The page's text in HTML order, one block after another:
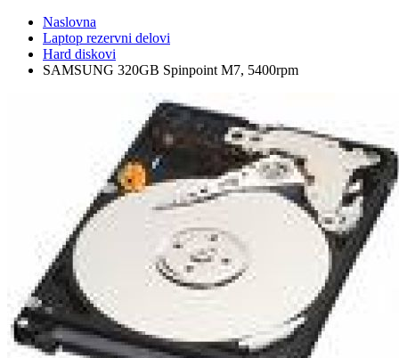
Naslovna
Laptop rezervni delovi
Hard diskovi
SAMSUNG 320GB Spinpoint M7, 5400rpm